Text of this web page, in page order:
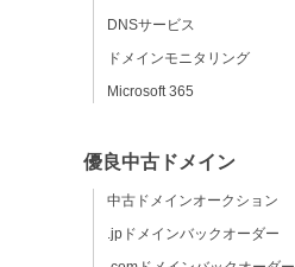
DNSサービス
ドメインモニタリング
Microsoft 365
優良中古ドメイン
中古ドメインオークション
.jpドメインバックオーダー